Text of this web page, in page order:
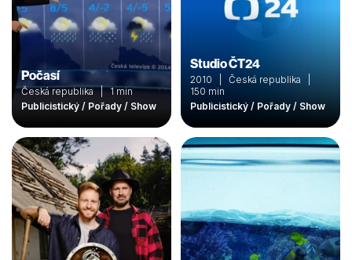
Počasí
Česká republika | 1 min
Publicistický / Pořady / Show
Studio ČT24
2010 | Česká republika |
150 min
Publicistický / Pořady / Show